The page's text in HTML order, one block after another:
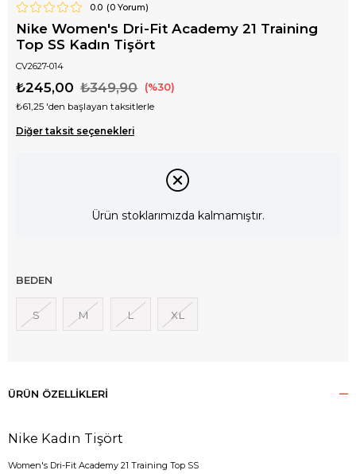
0.0 (0Yorum)
Nike Women's Dri-Fit Academy 21 Training
Top SS Kadın Tişört
CV2627-014
₺349,90
₺245,00 30
₺61,25 'den başlayan taksitlerle
Diğer taksit seçenekleri
Ürün stoklarımızda kalmamıştır.
BEDEN
S M L XL
ÜRÜN ÖZELLIKLERI
Nike Kadın Tişört
Women's Dri-Fit Academy 21 Training Top SS